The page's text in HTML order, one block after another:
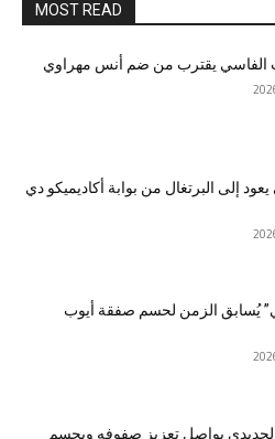
MOST READ
الفاسي يقترب من ضم أنس مهراوي
يعود إلى البرتغال من بوابة أكاديميكو دي
يُسابق الزمن لحسم صفقة أيوب
الجديدي يواصل تعزيز صفوفه ويحسم